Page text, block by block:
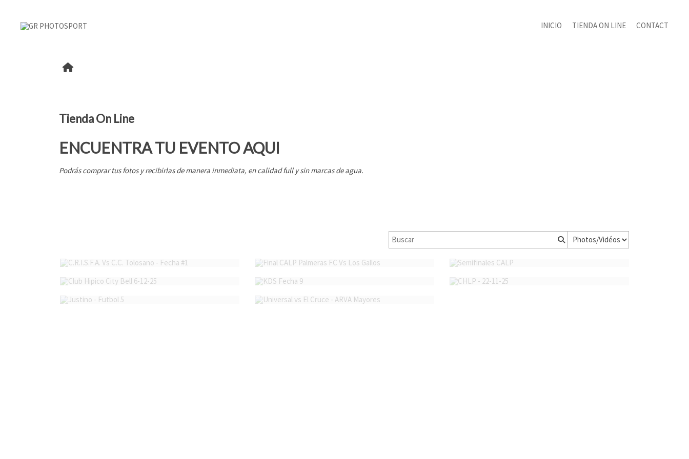
INICIO TIENDA ON LINE CONTACT
Tienda On Line
ENCUENTRA TU EVENTO AQUI
Podrás comprar tus fotos y recibirlas de manera inmediata, en calidad full y sin marcas de agua.
Final CALP Palmeras FC Vs Los Gallos
Semifinales CALP
Club Hipico City Bell 6-12-25
KDS Fecha 9
CHLP - 22-11-25
Justino - Futbol 5
Universal vs El Cruce - ARVA Mayores